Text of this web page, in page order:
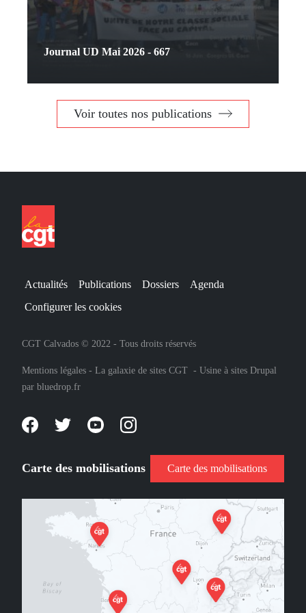
Journal UD Mai 2026 - 667
Voir toutes nos publications
Actualités Publications Dossiers
Agenda
Configurer les cookies
CGT Calvados © 2022 - Tous droits réservés
Mentions légales - La galaxie de sites CGT - Usine à sites Drupal
par bluedrop.fr
Carte des mobilisations Carte des mobilisations